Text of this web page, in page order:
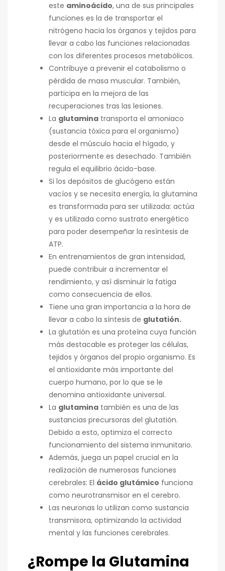
este aminoácido, una de sus principales
funciones es la de transportar el
nitrógeno hacia los órganos y tejidos para
llevar a cabo las funciones relacionadas
con los diferentes procesos metabólicos.
Contribuye a prevenir el catabolismo o
pérdida de masa muscular. También,
participa en la mejora de las
recuperaciones tras las lesiones.
La glutamina transporta el amoniaco
(sustancia tóxica para el organismo)
desde el músculo hacia el hígado, y
posteriormente es desechado. También
regula el equilibrio ácido-base.
Si los depósitos de glucógeno están
vacíos y se necesita energía, la glutamina
es transformada para ser utilizada: actúa
y es utilizada como sustrato energético
para poder desempeñar la resíntesis de
ATP.
En entrenamientos de gran intensidad,
puede contribuir a incrementar el
rendimiento, y así disminuir la fatiga
como consecuencia de ellos.
Tiene una gran importancia a la hora de
llevar a cabo la síntesis de glutatión.
La glutatión es una proteína cuya función
más destacable es proteger las células,
tejidos y órganos del propio organismo. Es
el antioxidante más importante del
cuerpo humano, por lo que se le
denomina antioxidante universal.
La glutamina también es una de las
sustancias precursoras del glutatión.
Debido a esto, optimiza el correcto
funcionamiento del sistema inmunitario.
Además, juega un papel crucial en la
realización de numerosas funciones
cerebrales: El ácido glutámico funciona
como neurotransmisor en el cerebro.
Las neuronas lo utilizan como sustancia
transmisora, optimizando la actividad
mental y las funciones cerebrales.
¿Rompe la Glutamina